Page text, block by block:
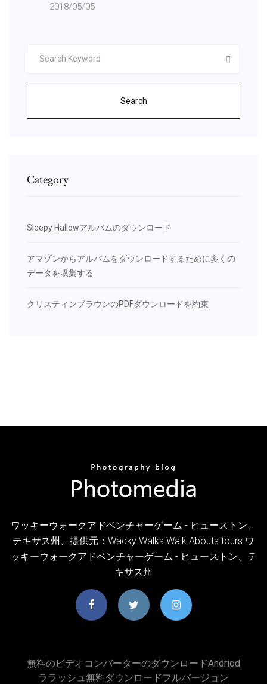
2018/05/05
Search
Category
Sleepy Hallowアルバムのダウンロード
アマゾンからアルバムをダウンロードするために多くの
データを収集する
クリスティンブラウンのPDFダウンロードを約束
ワッキーウォークアドベンチャーゲーム - ヒューストン、
テキサス州、提供元：Wacky Walks Walk Abouts tours ワ
ッキーウォークアドベンチャーゲーム - ヒューストン、テ
キサス州
無料のビデオコンバーターのダウンロードandriod
ララッシュ無料ダウンロードフルバージョン